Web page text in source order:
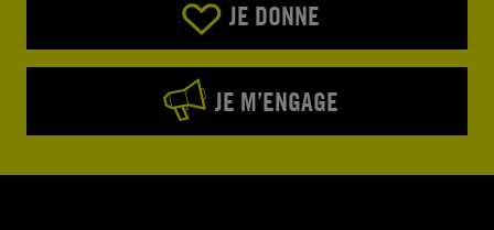
JE DONNE
JE M’ENGAGE